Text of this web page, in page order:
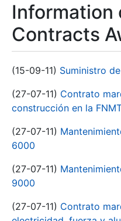
Information
Contracts
(15-09-11) Suministro
(27-07-11) Contrato
construcción en la
(27-07-11)
6000
(27-07-11)
9000
(27-07-11) Contrato